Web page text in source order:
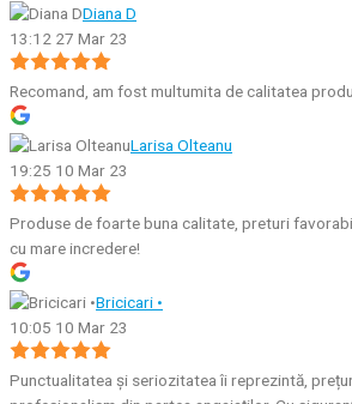
Diana D
13:12 27 Mar 23
Recomand, am fost multumita de calitatea
Larisa Olteanu
19:25 10 Mar 23
Produse de foarte buna calitate, preturi
cu mare incredere!
Bricicari •
10:05 10 Mar 23
Punctualitatea și seriozitatea îi reprezintă,